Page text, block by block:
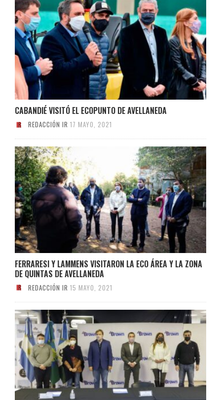
CABANDIÉ VISITÓ EL ECOPUNTO DE AVELLANEDA
REDACCIÓN IR 17 MAYO, 2021
FERRARESI Y LAMMENS VISITARON LA ECO ÁREA Y LA ZONA
DE QUINTAS DE AVELLANEDA
REDACCIÓN IR 15 MAYO, 2021